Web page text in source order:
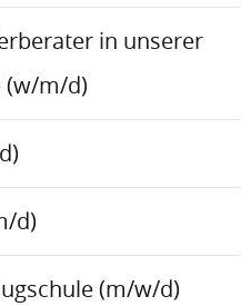
in unserer
(w/m/d)
d)
(m/w/d)